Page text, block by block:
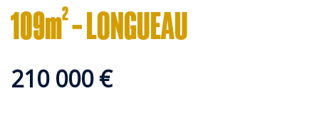
109m² – LONGUEAU
210 000 €